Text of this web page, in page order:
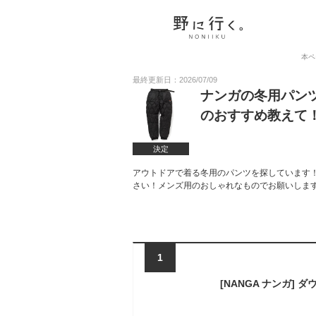
本
最終更新日：2026/07/09
決定
ナンガの冬用パン
のおすすめ教えて
アウトドアで着る冬用のパンツを探していま
さい！メンズ用のおしゃれなものでお願いし
1
[NANGA ナンガ] ダ